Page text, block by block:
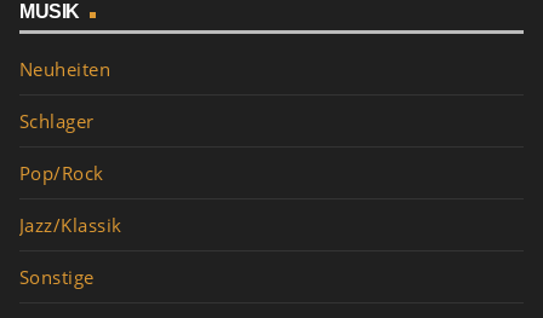
MUSIK
Neuheiten
Schlager
Pop/Rock
Jazz/Klassik
Sonstige